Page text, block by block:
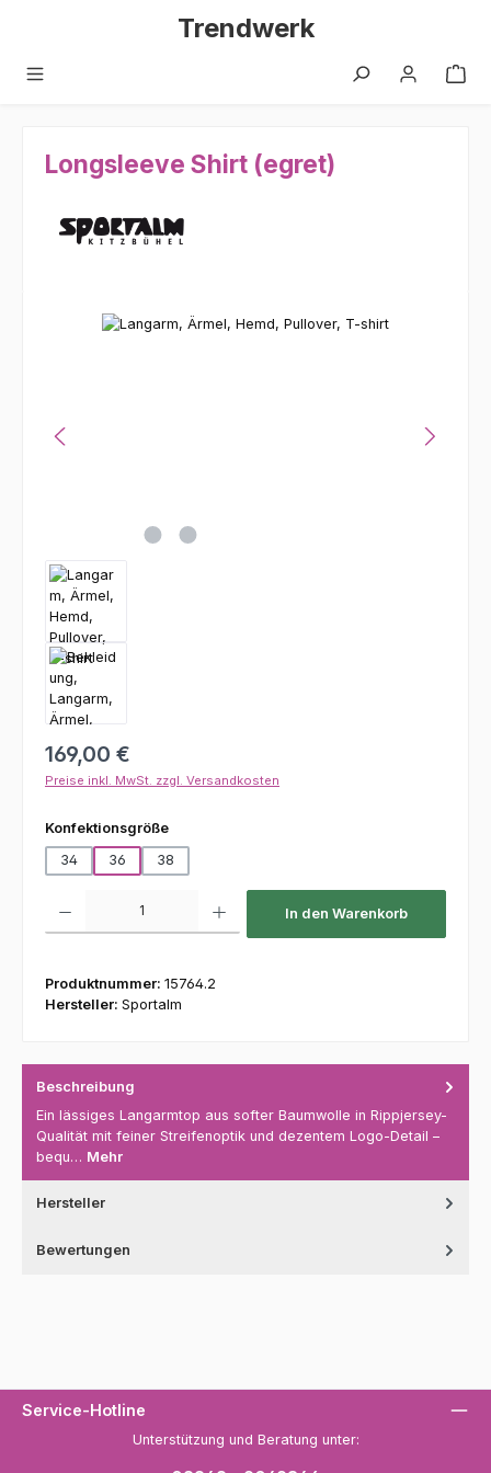
Zum Hauptinhalt springenTrendwerk
Longsleeve Shirt (egret)
Bildergalerie überspringen
Regulärer Preis:
169,00 €
Preise inkl. MwSt. zzgl. Versandkosten
Konfektionsgrößeauswählen
34
36 38
In den Warenkorb
Produktnummer: 15764.2
Hersteller: Sportalm
Beschreibung
Ein lässiges Langarmtop aus softer Baumwolle in Rippjersey-
Qualität mit feiner Streifenoptik und dezentem Logo-Detail –
bequ… Mehr
Hersteller
Bewertungen
Service-Hotline
Unterstützung und Beratung unter: